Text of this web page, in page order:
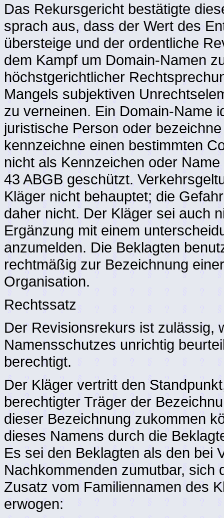
Das Rekursgericht bestätigte
sprach aus, dass der Wert des
übersteige und der ordentliche
dem Kampf um Domain-Namen
höchstgerichtlicher
Mangels subjektiven
zu verneinen. Ein Domain-Name
juristische Person oder
kennzeichne einen bestimmten
nicht als Kennzeichen oder
43 ABGB geschützt.
Kläger nicht behauptet; die
daher nicht. Der Kläger sei auch
Ergänzung mit einem
anzumelden. Die Beklagten
rechtmäßig zur Bezeichnung
Organisation.
Rechtssatz
Der Revisionsrekurs ist zulässig,
Namensschutzes unrichtig
berechtigt.
Der Kläger vertritt den
berechtigter Träger der
dieser Bezeichnung zukommen
dieses Namens durch die
Es sei den Beklagten als den bei
Nachkommenden zumutbar, sich
Zusatz vom Familiennamen des
erwogen: